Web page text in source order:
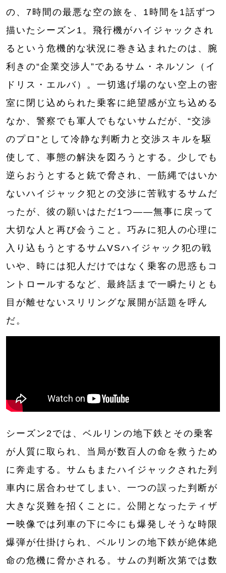
の、7時間の最悪な空の旅を、1時間を1話ずつ
描いたシーズン1。飛行機がハイジャックされ
るという危機的な状況に巻き込まれたのは、腕
利きの“企業交渉人”であるサム・ネルソン（イ
ドリス・エルバ）。一切逃げ場のない空上の密
室に閉じ込められた乗客に絶望感が立ち込める
なか、警察でも軍人でもないサムだが、“交渉
のプロ”として冷静な判断力と交渉スキルを駆
使して、事態の解決を図ろうとする。少しでも
逆らおうとすると銃で脅され、一筋縄ではいか
ないハイジャック犯との交渉に苦戦するサムだ
ったが、彼の願いはただ1つ――無事に戻って
大切な人と再び会うこと。巧みに犯人の心理に
入り込もうとするサムVSハイジャック犯の戦
いや、時には犯人だけではなく乗客の思惑もコ
ントロールするなど、最終話まで一瞬たりとも
目が離せないスリリングな展開が話題を呼ん
だ。
シーズン2では、ベルリンの地下鉄とその乗客
が人質に取られ、当局が数百人の命を救うため
に奔走する。サムもまたハイジャックされた列
車内に居合わせてしまい、一つの誤った判断が
大きな災難を招くことに。公開となったティザ
ー映像では列車の下に今にも爆発しそうな時限
爆弾が仕掛けられ、ベルリンの地下鉄が絶体絶
命の危機に脅かされる。サムの判断次第では数